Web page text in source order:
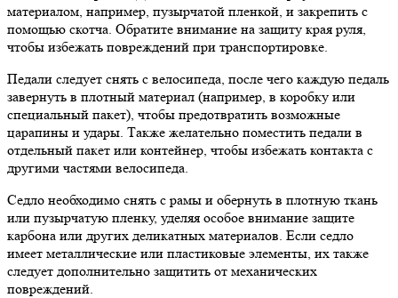
материалом, например, пузырчатой пленкой, и закрепить с
помощью скотча. Обратите внимание на защиту края руля,
чтобы избежать повреждений при транспортировке.
Педали следует снять с велосипеда, после чего каждую педаль
завернуть в плотный материал (например, в коробку или
специальный пакет), чтобы предотвратить возможные
царапины и удары. Также желательно поместить педали в
отдельный пакет или контейнер, чтобы избежать контакта с
другими частями велосипеда.
Седло необходимо снять с рамы и обернуть в плотную ткань
или пузырчатую пленку, уделяя особое внимание защите
карбона или других деликатных материалов. Если седло
имеет металлические или пластиковые элементы, их также
следует дополнительно защитить от механических
повреждений.